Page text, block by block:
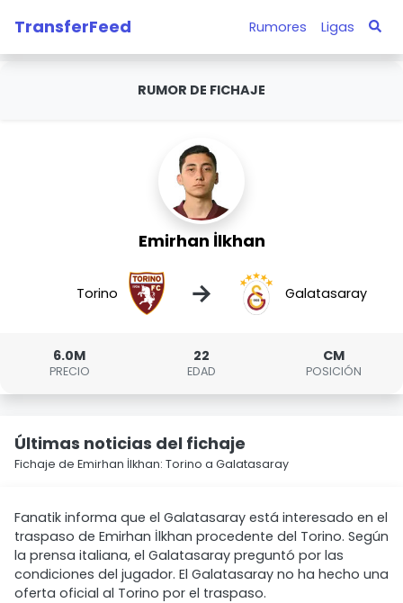
TransferFeed Rumores Ligas
RUMOR DE FICHAJE
Emirhan İlkhan
Torino → Galatasaray
6.0M
PRECIO
22
EDAD
CM
POSICIÓN
Últimas noticias del fichaje
Fichaje de Emirhan İlkhan: Torino a Galatasaray
Fanatik informa que el Galatasaray está interesado en el
traspaso de Emirhan İlkhan procedente del Torino. Según
la prensa italiana, el Galatasaray preguntó por las
condiciones del jugador. El Galatasaray no ha hecho una
oferta oficial al Torino por el traspaso.